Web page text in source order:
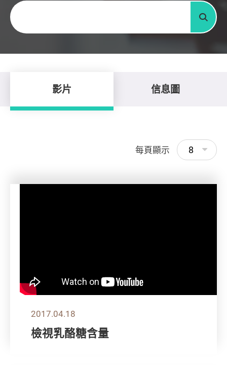
關鍵字
搜尋
影片 信息圖
每頁顯示 8
2017.04.18
檢視乳酪糖含量